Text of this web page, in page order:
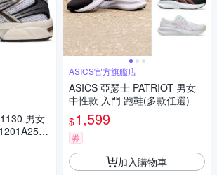
男女
ASICS官方旗艦店
ASICS 亞瑟士 PATRIOT 男女
中性款 入門 跑鞋(多款任選)
$1,599
券
加入購物車